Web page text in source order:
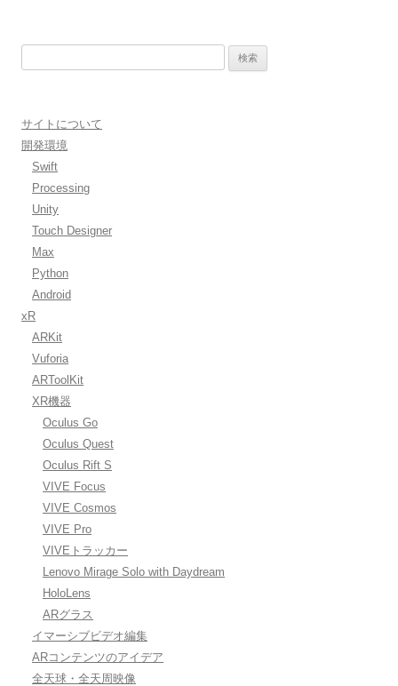
サイトについて
開発環境
Swift
Processing
Unity
Touch Designer
Max
Python
Android
xR
ARKit
Vuforia
ARToolKit
XR機器
Oculus Go
Oculus Quest
Oculus Rift S
VIVE Focus
VIVE Cosmos
VIVE Pro
VIVEトラッカー
Lenovo Mirage Solo with Daydream
HoloLens
ARグラス
イマーシブビデオ編集
ARコンテンツのアイデア
全天球・全天周映像